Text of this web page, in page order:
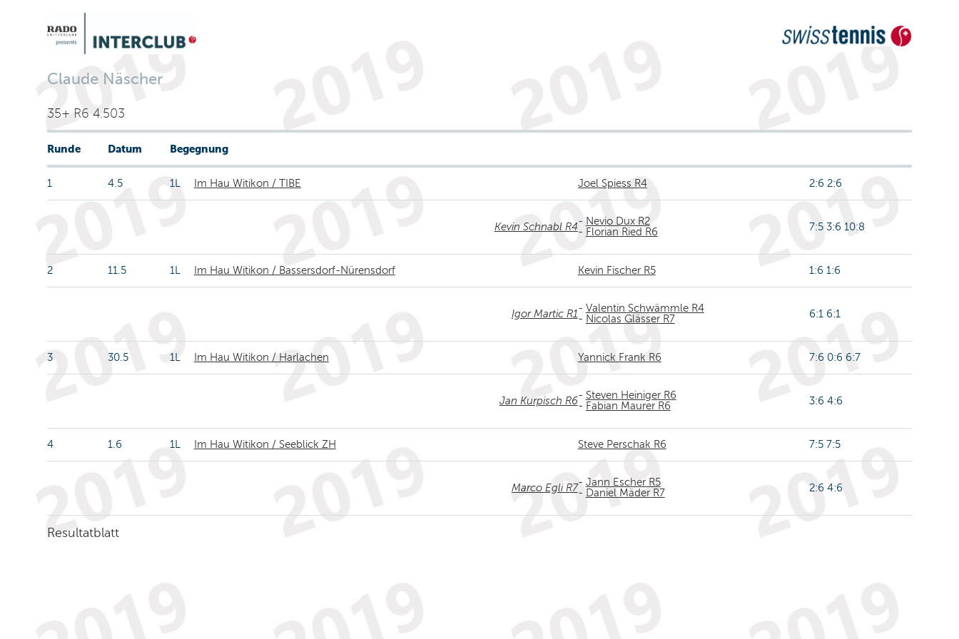
Claude Näscher
35+ R6 4.503
Runde Datum Begegnung
1 4.5 1L Im Hau Witikon / TIBE Joel Spiess R4 2:6 2:6
Kevin Schnabl R4- Nevio Dux R2
- Florian Ried R6 7:5 3:6 10:8
2 11.5 1L Im Hau Witikon / Bassersdorf-Nürensdorf Kevin Fischer R5 1:6 1:6
Igor Martic R1- Valentin Schwämmle R4
- Nicolas Glässer R7 6:1 6:1
3 30.5 1L Im Hau Witikon / Harlachen Yannick Frank R6 7:6 0:6 6:7
Jan Kurpisch R6- Steven Heiniger R6
- Fabian Maurer R6 3:6 4:6
4 1.6 1L Im Hau Witikon / Seeblick ZH Steve Perschak R6 7:5 7:5
Marco Egli R7- Jann Escher R5
- Daniel Mäder R7 2:6 4:6
Resultatblatt